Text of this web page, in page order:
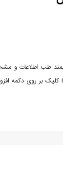
طب اطلاعات و
با کلیک بر روی دکمه